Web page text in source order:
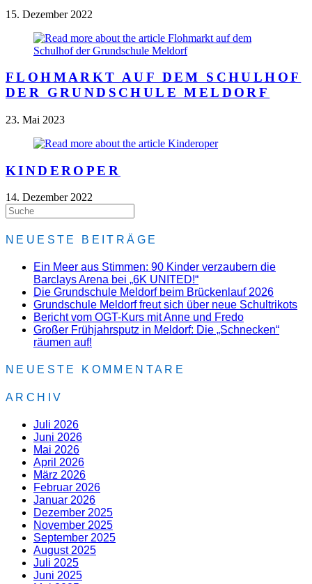
15. Dezember 2022
FLOHMARKT AUF DEM SCHULHOF
DER GRUNDSCHULE MELDORF
23. Mai 2023
KINDEROPER
14. Dezember 2022
NEUESTE BEITRÄGE
Ein Meer aus Stimmen: 90 Kinder verzaubern die
Barclays Arena bei „6K UNITED!“
Die Grundschule Meldorf beim Brückenlauf 2026
Grundschule Meldorf freut sich über neue Schultrikots
Bericht vom OGT-Kurs mit Anne und Fredo
Großer Frühjahrsputz in Meldorf: Die „Schnecken“
räumen auf!
NEUESTE KOMMENTARE
ARCHIV
Juli 2026
Juni 2026
Mai 2026
April 2026
März 2026
Februar 2026
Januar 2026
Dezember 2025
November 2025
September 2025
August 2025
Juli 2025
Juni 2025